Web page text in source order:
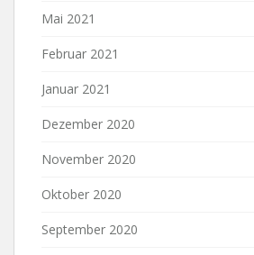
Mai 2021
Februar 2021
Januar 2021
Dezember 2020
November 2020
Oktober 2020
September 2020